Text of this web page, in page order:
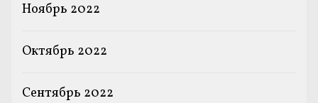
Ноябрь 2022
Октябрь 2022
Сентябрь 2022